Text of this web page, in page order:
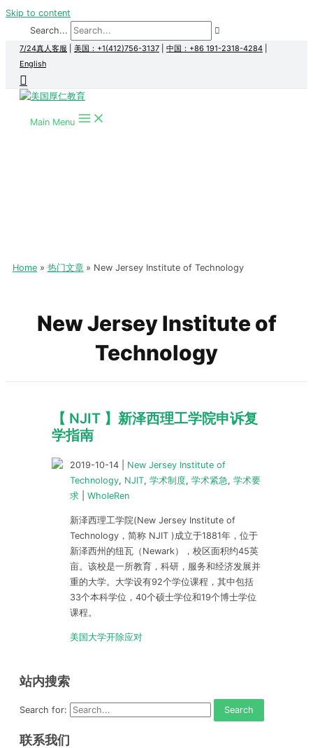
Skip to content
Search...
7/24真人客服 美国：+1(412)756-3137 中国：+86 191-2318-4284
English
Main Menu
Home 热门文章 New Jersey Institute of Technology
New Jersey Institute of
Technology
【 NJIT 】新泽西理工学院申诉复
学指南
2019-10-14
New Jersey Institute of
Technology, NJIT, 学术制度, 学术紧急, 学术要
求
WholeRen
新泽西理工学院(New Jersey Institute of
Technology，简称 NJIT )成立于1881年，位于
新泽西州的纽瓦（Newark），校区面积约45英
亩。该校是一所教育，科研，服务和经济发展并
重的大学。大学设有92个学位课程，其中包括
33个本科学位，40个硕士学位和19个博士学位
课程。
美国大学开除应对
站内搜索
Search for:
联系我们